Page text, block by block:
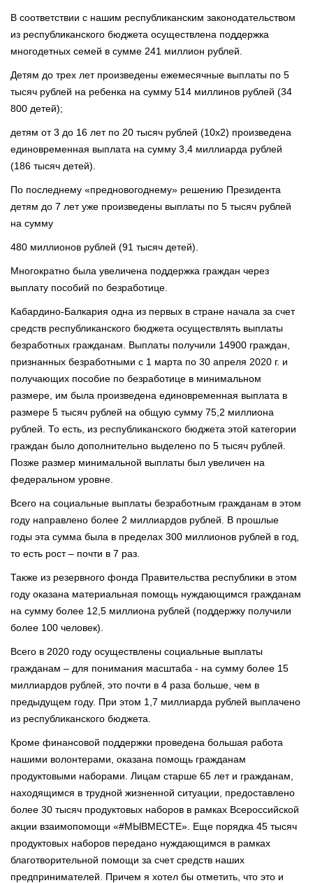
В соответствии с нашим республиканским законодательством
из республиканского бюджета осуществлена поддержка
многодетных семей в сумме 241 миллион рублей.
Детям до трех лет произведены ежемесячные выплаты по 5
тысяч рублей на ребенка на сумму 514 миллинов рублей (34
800 детей);
детям от 3 до 16 лет по 20 тысяч рублей (10х2) произведена
единовременная выплата на сумму 3,4 миллиарда рублей
(186 тысяч детей).
По последнему «предновогоднему» решению Президента
детям до 7 лет уже произведены выплаты по 5 тысяч рублей
на сумму
480 миллионов рублей (91 тысяч детей).
Многократно была увеличена поддержка граждан через
выплату пособий по безработице.
Кабардино-Балкария одна из первых в стране начала за счет
средств республиканского бюджета осуществлять выплаты
безработных гражданам. Выплаты получили 14900 граждан,
признанных безработными с 1 марта по 30 апреля 2020 г. и
получающих пособие по безработице в минимальном
размере, им была произведена единовременная выплата в
размере 5 тысяч рублей на общую сумму 75,2 миллиона
рублей. То есть, из республиканского бюджета этой категории
граждан было дополнительно выделено по 5 тысяч рублей.
Позже размер минимальной выплаты был увеличен на
федеральном уровне.
Всего на социальные выплаты безработным гражданам в этом
году направлено более 2 миллиардов рублей. В прошлые
годы эта сумма была в пределах 300 миллионов рублей в год,
то есть рост – почти в 7 раз.
Также из резервного фонда Правительства республики в этом
году оказана материальная помощь нуждающимся гражданам
на сумму более 12,5 миллиона рублей (поддержку получили
более 100 человек).
Всего в 2020 году осуществлены социальные выплаты
гражданам – для понимания масштаба - на сумму более 15
миллиардов рублей, это почти в 4 раза больше, чем в
предыдущем году. При этом 1,7 миллиарда рублей выплачено
из республиканского бюджета.
Кроме финансовой поддержки проведена большая работа
нашими волонтерами, оказана помощь гражданам
продуктовыми наборами. Лицам старше 65 лет и гражданам,
находящимся в трудной жизненной ситуации, предоставлено
более 30 тысяч продуктовых наборов в рамках Всероссийской
акции взаимопомощи «#МЫВМЕСТЕ». Еще порядка 45 тысяч
продуктовых наборов передано нуждающимся в рамках
благотворительной помощи за счет средств наших
предпринимателей. Причем я хотел бы отметить, что это и